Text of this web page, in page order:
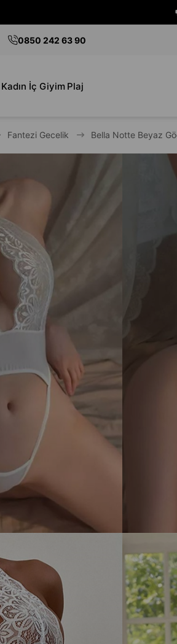
0850 242 63 90
Kadın İç Giyim Plaj
Fantezi Gecelik Bella Notte Beyaz